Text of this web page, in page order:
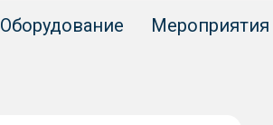
Оборудование Мероприятия